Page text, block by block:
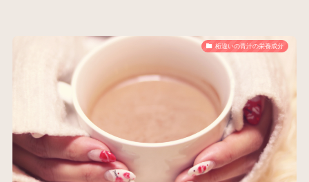
桁違いの青汁の栄養成分